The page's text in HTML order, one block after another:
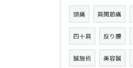
頭痛 肩関節痛
四十肩 反り腰
鍼施術 美容鍼